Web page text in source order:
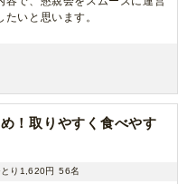
いと思います。
！取りやすく食べやす
り1,620円 56名